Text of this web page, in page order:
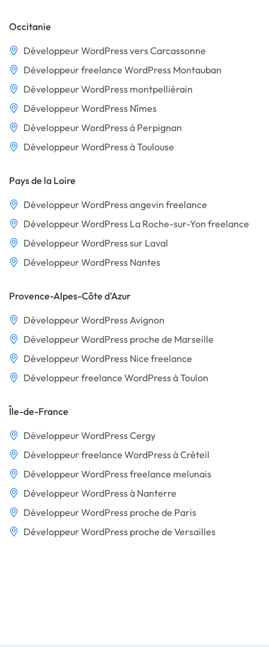
Occitanie
Développeur WordPress vers Carcassonne
Développeur freelance WordPress Montauban
Développeur WordPress montpelliérain
Développeur WordPress Nîmes
Développeur WordPress à Perpignan
Développeur WordPress à Toulouse
Pays de la Loire
Développeur WordPress angevin freelance
Développeur WordPress La Roche-sur-Yon freelance
Développeur WordPress sur Laval
Développeur WordPress Nantes
Provence-Alpes-Côte d'Azur
Développeur WordPress Avignon
Développeur WordPress proche de Marseille
Développeur WordPress Nice freelance
Développeur freelance WordPress à Toulon
Île-de-France
Développeur WordPress Cergy
Développeur freelance WordPress à Créteil
Développeur WordPress freelance melunais
Développeur WordPress à Nanterre
Développeur WordPress proche de Paris
Développeur WordPress proche de Versailles